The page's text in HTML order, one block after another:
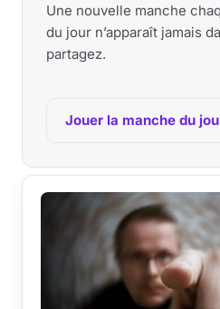
Une nouvelle manche
du jour n’apparaît jamais
partagez.
Jouer la manche du